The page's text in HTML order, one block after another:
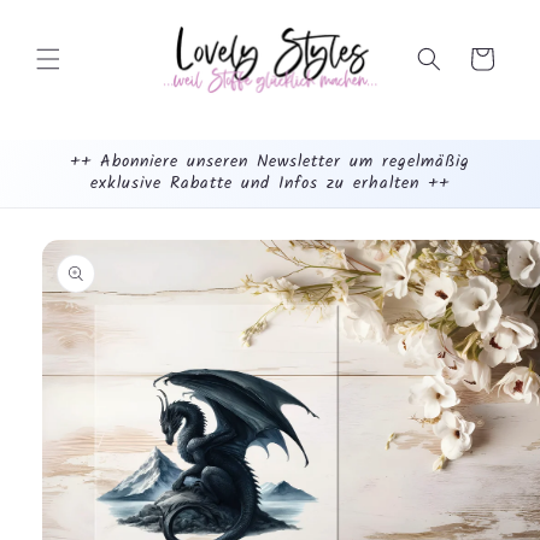
Inhalt Warenkorb
++ Abonniere unseren Newsletter um regelmäßig
exklusive Rabatte und Infos zu erhalten ++
mehr
dazu...